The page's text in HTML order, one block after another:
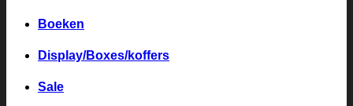
Boeken
Display/Boxes/koffers
Sale